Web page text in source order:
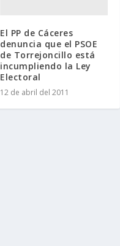
El PP de Cáceres
denuncia que el PSOE
de Torrejoncillo está
incumpliendo la Ley
Electoral
12 de abril del 2011